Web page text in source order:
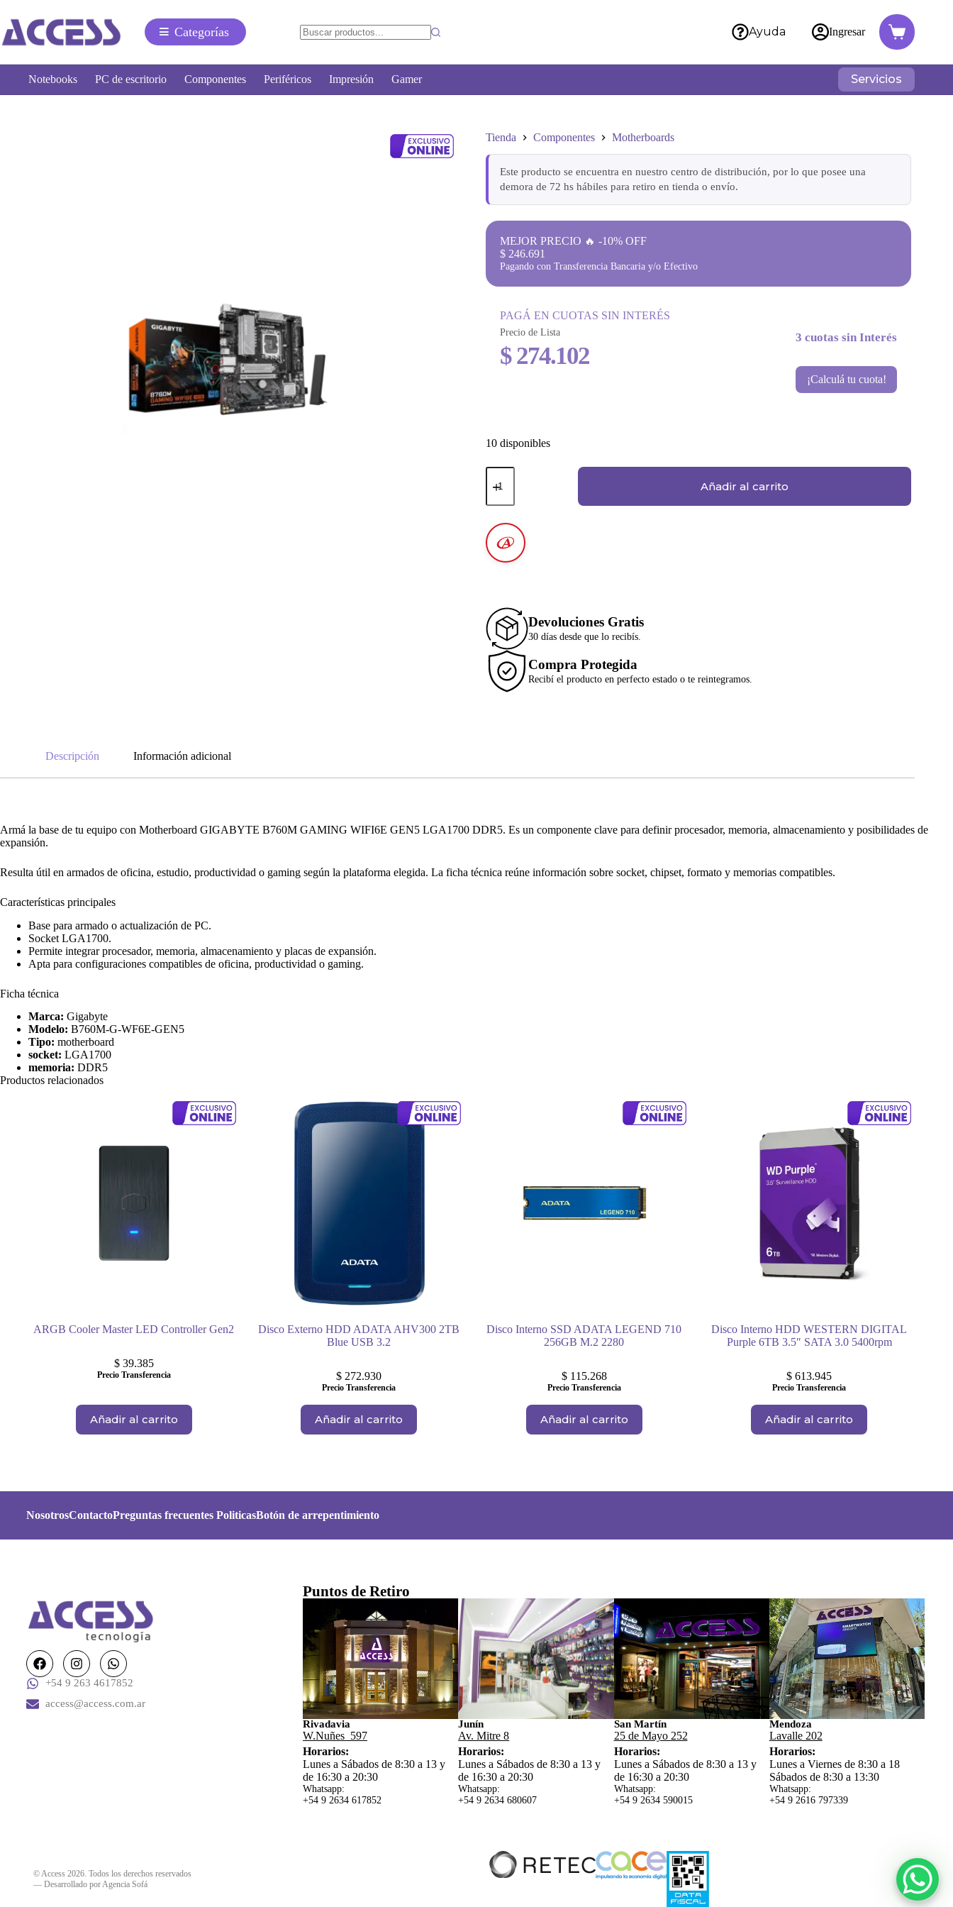
Categorías Ayuda Ingresar
Notebooks PC de escritorio Componentes Periféricos Impresión Gamer Servicios
Tienda Componentes Motherboards
Este producto se encuentra en nuestro centro de distribución, por lo que posee una
demora de 72 hs hábiles para retiro en tienda o envío.
MEJOR PRECIO 🔥 -10% OFF
$ 246.691
Pagando con Transferencia Bancaria y/o Efectivo
PAGÁ EN CUOTAS SIN INTERÉS
Precio de Lista
$274.102
3 cuotas sin Interés
¡Calculá tu cuota!
10 disponibles
Añadir al carrito
Devoluciones Gratis
30 días desde que lo recibís.
Compra Protegida
Recibí el producto en perfecto estado o te reintegramos.
Descripción Información adicional
Armá la base de tu equipo con Motherboard GIGABYTE B760M GAMING WIFI6E GEN5 LGA1700 DDR5. Es un componente clave para definir procesador, memoria, almacenamiento y posibilidades de
expansión.
Resulta útil en armados de oficina, estudio, productividad o gaming según la plataforma elegida. La ficha técnica reúne información sobre socket, chipset, formato y memorias compatibles.
Características principales
Base para armado o actualización de PC.
Socket LGA1700.
Permite integrar procesador, memoria, almacenamiento y placas de expansión.
Apta para configuraciones compatibles de oficina, productividad o gaming.
Ficha técnica
Marca: Gigabyte
Modelo: B760M-G-WF6E-GEN5
Tipo: motherboard
socket: LGA1700
memoria: DDR5
Productos relacionados
ARGB Cooler Master LED Controller Gen2
$39.385
Precio Transferencia
Añadir al carrito
Disco Externo HDD ADATA AHV300 2TB
Blue USB 3.2
$ 272.930
Precio Transferencia
Añadir al carrito
Disco Interno SSD ADATA LEGEND 710
256GB M.2 2280
$115.268
Precio Transferencia
Añadir al carrito
Disco Interno HDD WESTERN DIGITAL
Purple 6TB 3.5″ SATA 3.0 5400rpm
$ 613.945
Precio Transferencia
Añadir al carrito
NosotrosContactoPreguntas frecuentes PoliticasBotón de arrepentimiento
+54 9 263 4617852
access@access.com.ar
Puntos de Retiro
Rivadavia
W.Nuñes 597
Horarios:
Lunes a Sábados de 8:30 a 13 y
de 16:30 a 20:30
Whatsapp:
+54 9 2634 617852
Junín
Av. Mitre 8
Horarios:
Lunes a Sábados de 8:30 a 13 y
de 16:30 a 20:30
Whatsapp:
+54 9 2634 680607
San Martín
25 de Mayo 252
Horarios:
Lunes a Sábados de 8:30 a 13 y
de 16:30 a 20:30
Whatsapp:
+54 9 2634 590015
Mendoza
Lavalle 202
Horarios:
Lunes a Viernes de 8:30 a 18
Sábados de 8:30 a 13:30
Whatsapp:
+54 9 2616 797339
© Access 2026. Todos los derechos reservados
— Desarrollado por Agencia Sofá